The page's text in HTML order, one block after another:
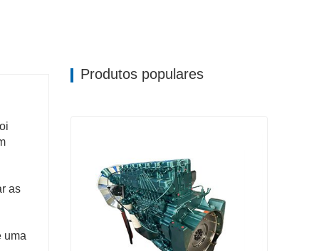
as
uma
Produtos populares